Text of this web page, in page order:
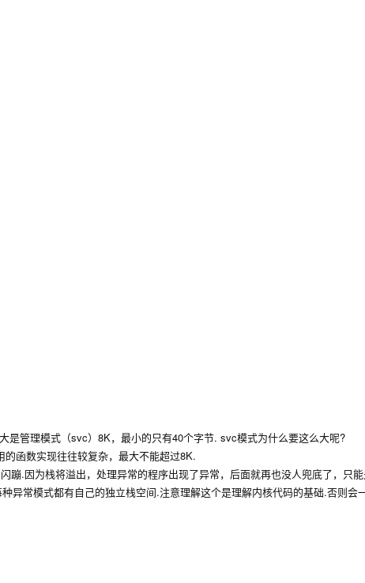
是管理模式（svc）8K，最小的只有40个字节. svc模式为什么要这么大呢?
函数实现往往较复杂，最大不能超过8K.
蹦.因为栈将溢出，处理异常的程序出现了异常，后面就再也没人兜底了，只
异常模式都有自己的独立栈空间.注意理解这个是理解内核代码的基础.否则会